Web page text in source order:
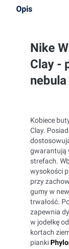
Opis
Nike
Clay -
nebula
Kobiece
Clay.
gwarantują
strefach.
wysokości
przy
gumy w
trwałość.
zapewnia
w jodełkę
kortach
pianki